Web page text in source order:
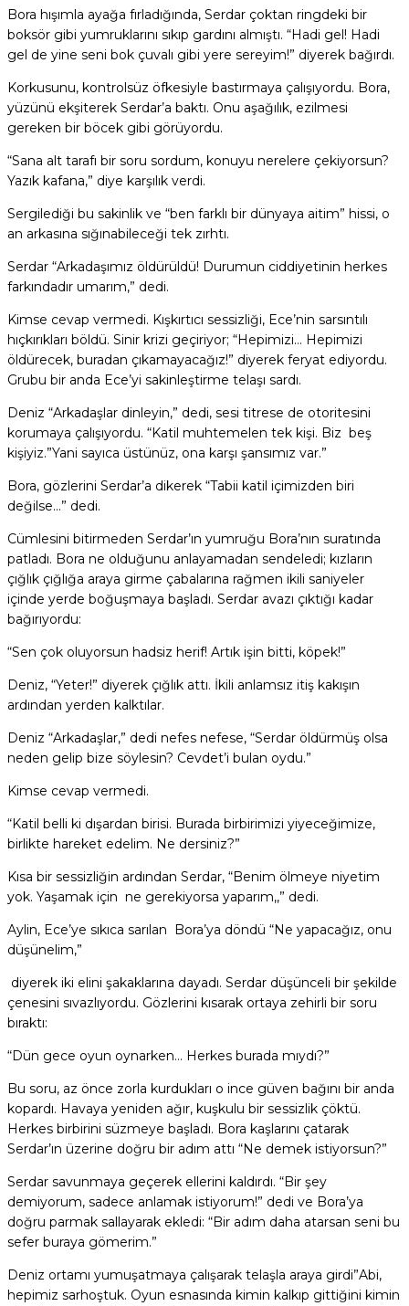
Bora hışımla ayağa fırladığında, Serdar çoktan ringdeki bir
boksör gibi yumruklarını sıkıp gardını almıştı. “Hadi gel! Hadi
gel de yine seni bok çuvalı gibi yere sereyim!” diyerek bağırdı.
Korkusunu, kontrolsüz öfkesiyle bastırmaya çalışıyordu. Bora,
yüzünü ekşiterek Serdar’a baktı. Onu aşağılık, ezilmesi
gereken bir böcek gibi görüyordu.
“Sana alt tarafı bir soru sordum, konuyu nerelere çekiyorsun?
Yazık kafana,” diye karşılık verdi.
Sergilediği bu sakinlik ve “ben farklı bir dünyaya aitim” hissi, o
an arkasına sığınabileceği tek zırhtı.
Serdar “Arkadaşımız öldürüldü! Durumun ciddiyetinin herkes
farkındadır umarım,” dedi.
Kimse cevap vermedi. Kışkırtıcı sessizliği, Ece’nin sarsıntılı
hıçkırıkları böldü. Sinir krizi geçiriyor; “Hepimizi… Hepimizi
öldürecek, buradan çıkamayacağız!” diyerek feryat ediyordu.
Grubu bir anda Ece’yi sakinleştirme telaşı sardı.
Deniz “Arkadaşlar dinleyin,” dedi, sesi titrese de otoritesini
korumaya çalışıyordu. “Katil muhtemelen tek kişi. Biz beş
kişiyiz.”Yani sayıca üstünüz, ona karşı şansımız var.”
Bora, gözlerini Serdar’a dikerek “Tabii katil içimizden biri
değilse…” dedi.
Cümlesini bitirmeden Serdar’ın yumruğu Bora’nın suratında
patladı. Bora ne olduğunu anlayamadan sendeledi; kızların
çığlık çığlığa araya girme çabalarına rağmen ikili saniyeler
içinde yerde boğuşmaya başladı. Serdar avazı çıktığı kadar
bağırıyordu:
“Sen çok oluyorsun hadsiz herif! Artık işin bitti, köpek!”
Deniz, “Yeter!” diyerek çığlık attı. İkili anlamsız itiş kakışın
ardından yerden kalktılar.
Deniz “Arkadaşlar,” dedi nefes nefese, “Serdar öldürmüş olsa
neden gelip bize söylesin? Cevdet’i bulan oydu.”
Kimse cevap vermedi.
“Katil belli ki dışardan birisi. Burada birbirimizi yiyeceğimize,
birlikte hareket edelim. Ne dersiniz?”
Kısa bir sessizliğin ardından Serdar, “Benim ölmeye niyetim
yok. Yaşamak için ne gerekiyorsa yaparım,,” dedi.
Aylin, Ece’ye sıkıca sarılan Bora’ya döndü “Ne yapacağız, onu
düşünelim,”
diyerek iki elini şakaklarına dayadı. Serdar düşünceli bir şekilde
çenesini sıvazlıyordu. Gözlerini kısarak ortaya zehirli bir soru
bıraktı:
“Dün gece oyun oynarken… Herkes burada mıydı?”
Bu soru, az önce zorla kurdukları o ince güven bağını bir anda
kopardı. Havaya yeniden ağır, kuşkulu bir sessizlik çöktü.
Herkes birbirini süzmeye başladı. Bora kaşlarını çatarak
Serdar’ın üzerine doğru bir adım attı “Ne demek istiyorsun?”
Serdar savunmaya geçerek ellerini kaldırdı. “Bir şey
demiyorum, sadece anlamak istiyorum!” dedi ve Bora’ya
doğru parmak sallayarak ekledi: “Bir adım daha atarsan seni bu
sefer buraya gömerim.”
Deniz ortamı yumuşatmaya çalışarak telaşla araya girdi”Abi,
hepimiz sarhoştuk. Oyun esnasında kimin kalkıp gittiğini kimin